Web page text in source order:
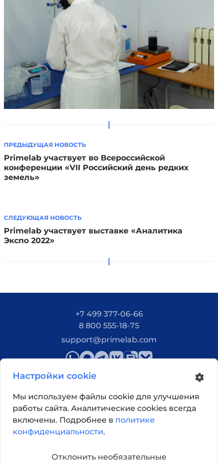
ПРЕДЫДУЩАЯ НОВОСТЬ
Primelab участвует во Всероссийской
конференции «VII Российский день редких
земель»
СЛЕДУЮЩАЯ НОВОСТЬ
Primelab участвует выставке «Аналитика
Экспо 2022»
+7 499 377-06-66
8 800 555-18-75
support@primelab.com
Как добраться?
Настройки cookie
Мы используем файлы cookie для улучшения
работы сайта. Аналитические cookies всегда
включены. Подробнее в политике
конфиденциальности.
Отклонить необязательные